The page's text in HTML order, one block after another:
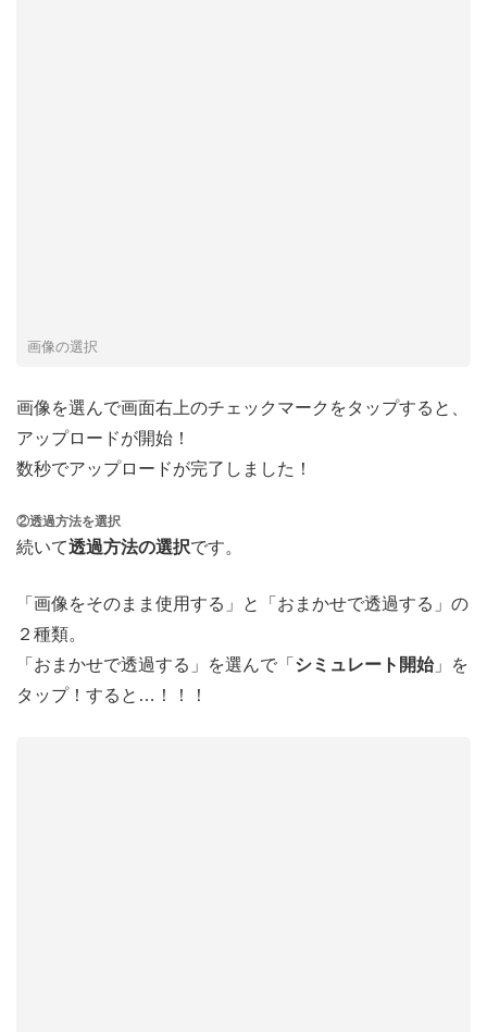
画像の選択
画像を選んで画面右上のチェックマークをタップすると、
アップロードが開始！
数秒でアップロードが完了しました！
②透過方法を選択
続いて透過方法の選択です。
「画像をそのまま使用する」と「おまかせで透過する」の
２種類。
「おまかせで透過する」を選んで「 シミュレート開始」を
タップ！すると…！！！